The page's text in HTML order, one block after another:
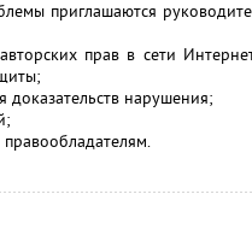
приглашаются
прав в сети
нарушения;